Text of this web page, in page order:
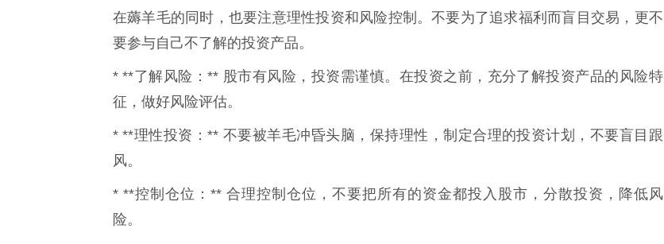
在薅羊毛的同时，也要注意理性投资和风险控制。不要为了追求福利而盲目交易，更不
要参与自己不了解的投资产品。
* **了解风险：** 股市有风险，投资需谨慎。在投资之前，充分了解投资产品的风险特
征，做好风险评估。
* **理性投资：** 不要被羊毛冲昏头脑，保持理性，制定合理的投资计划，不要盲目跟
风。
* **控制仓位：** 合理控制仓位，不要把所有的资金都投入股市，分散投资，降低风
险。